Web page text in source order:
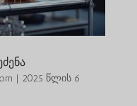
| 2025 წლის 6